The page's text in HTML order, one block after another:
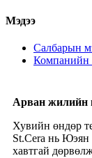
Мэдээ
Салбарын
Компанийн
Арван жилийн
Хувийн өндөр
St.Cera нь Юэян
хавтгай